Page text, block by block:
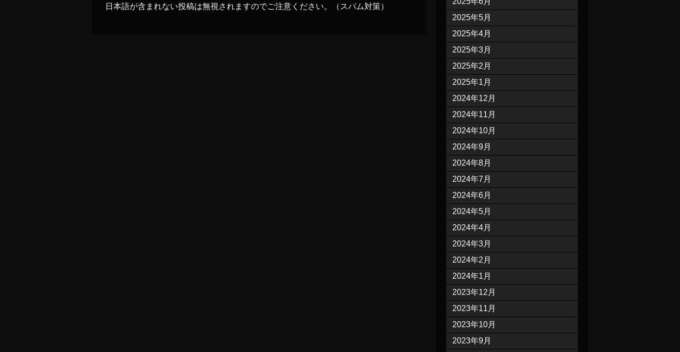
日本語が含まれない投稿は無視されますのでご注意ください。（スパム対策）
2025年5月
2025年4月
2025年3月
2025年2月
2025年1月
2024年12月
2024年11月
2024年10月
2024年9月
2024年8月
2024年7月
2024年6月
2024年5月
2024年4月
2024年3月
2024年2月
2024年1月
2023年12月
2023年11月
2023年10月
2023年9月